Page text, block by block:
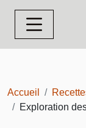
Accueil
Exploration